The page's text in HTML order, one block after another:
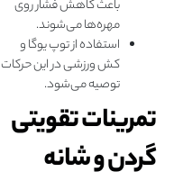
باعث کاهش فشار روی
مهره‌ها می‌شوند.
استفاده از توپ یوگا و
کش ورزشی در این حرکات
توصیه می‌شود.
تمرینات تقویتی
گردن و شانه